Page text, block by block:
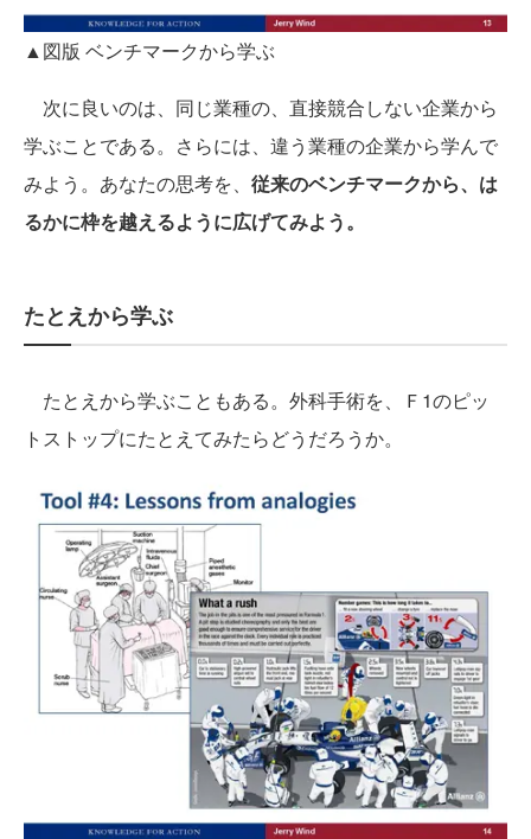
▲図版 ベンチマークから学ぶ
次に良いのは、同じ業種の、直接競合しない企業から
学ぶことである。さらには、違う業種の企業から学んで
みよう。あなたの思考を、 従来のベンチマークから、は
るかに枠を越えるように広げてみよう。
たとえから学ぶ
たとえから学ぶこともある。外科手術を、Ｆ1のピッ
トストップにたとえてみたらどうだろうか。